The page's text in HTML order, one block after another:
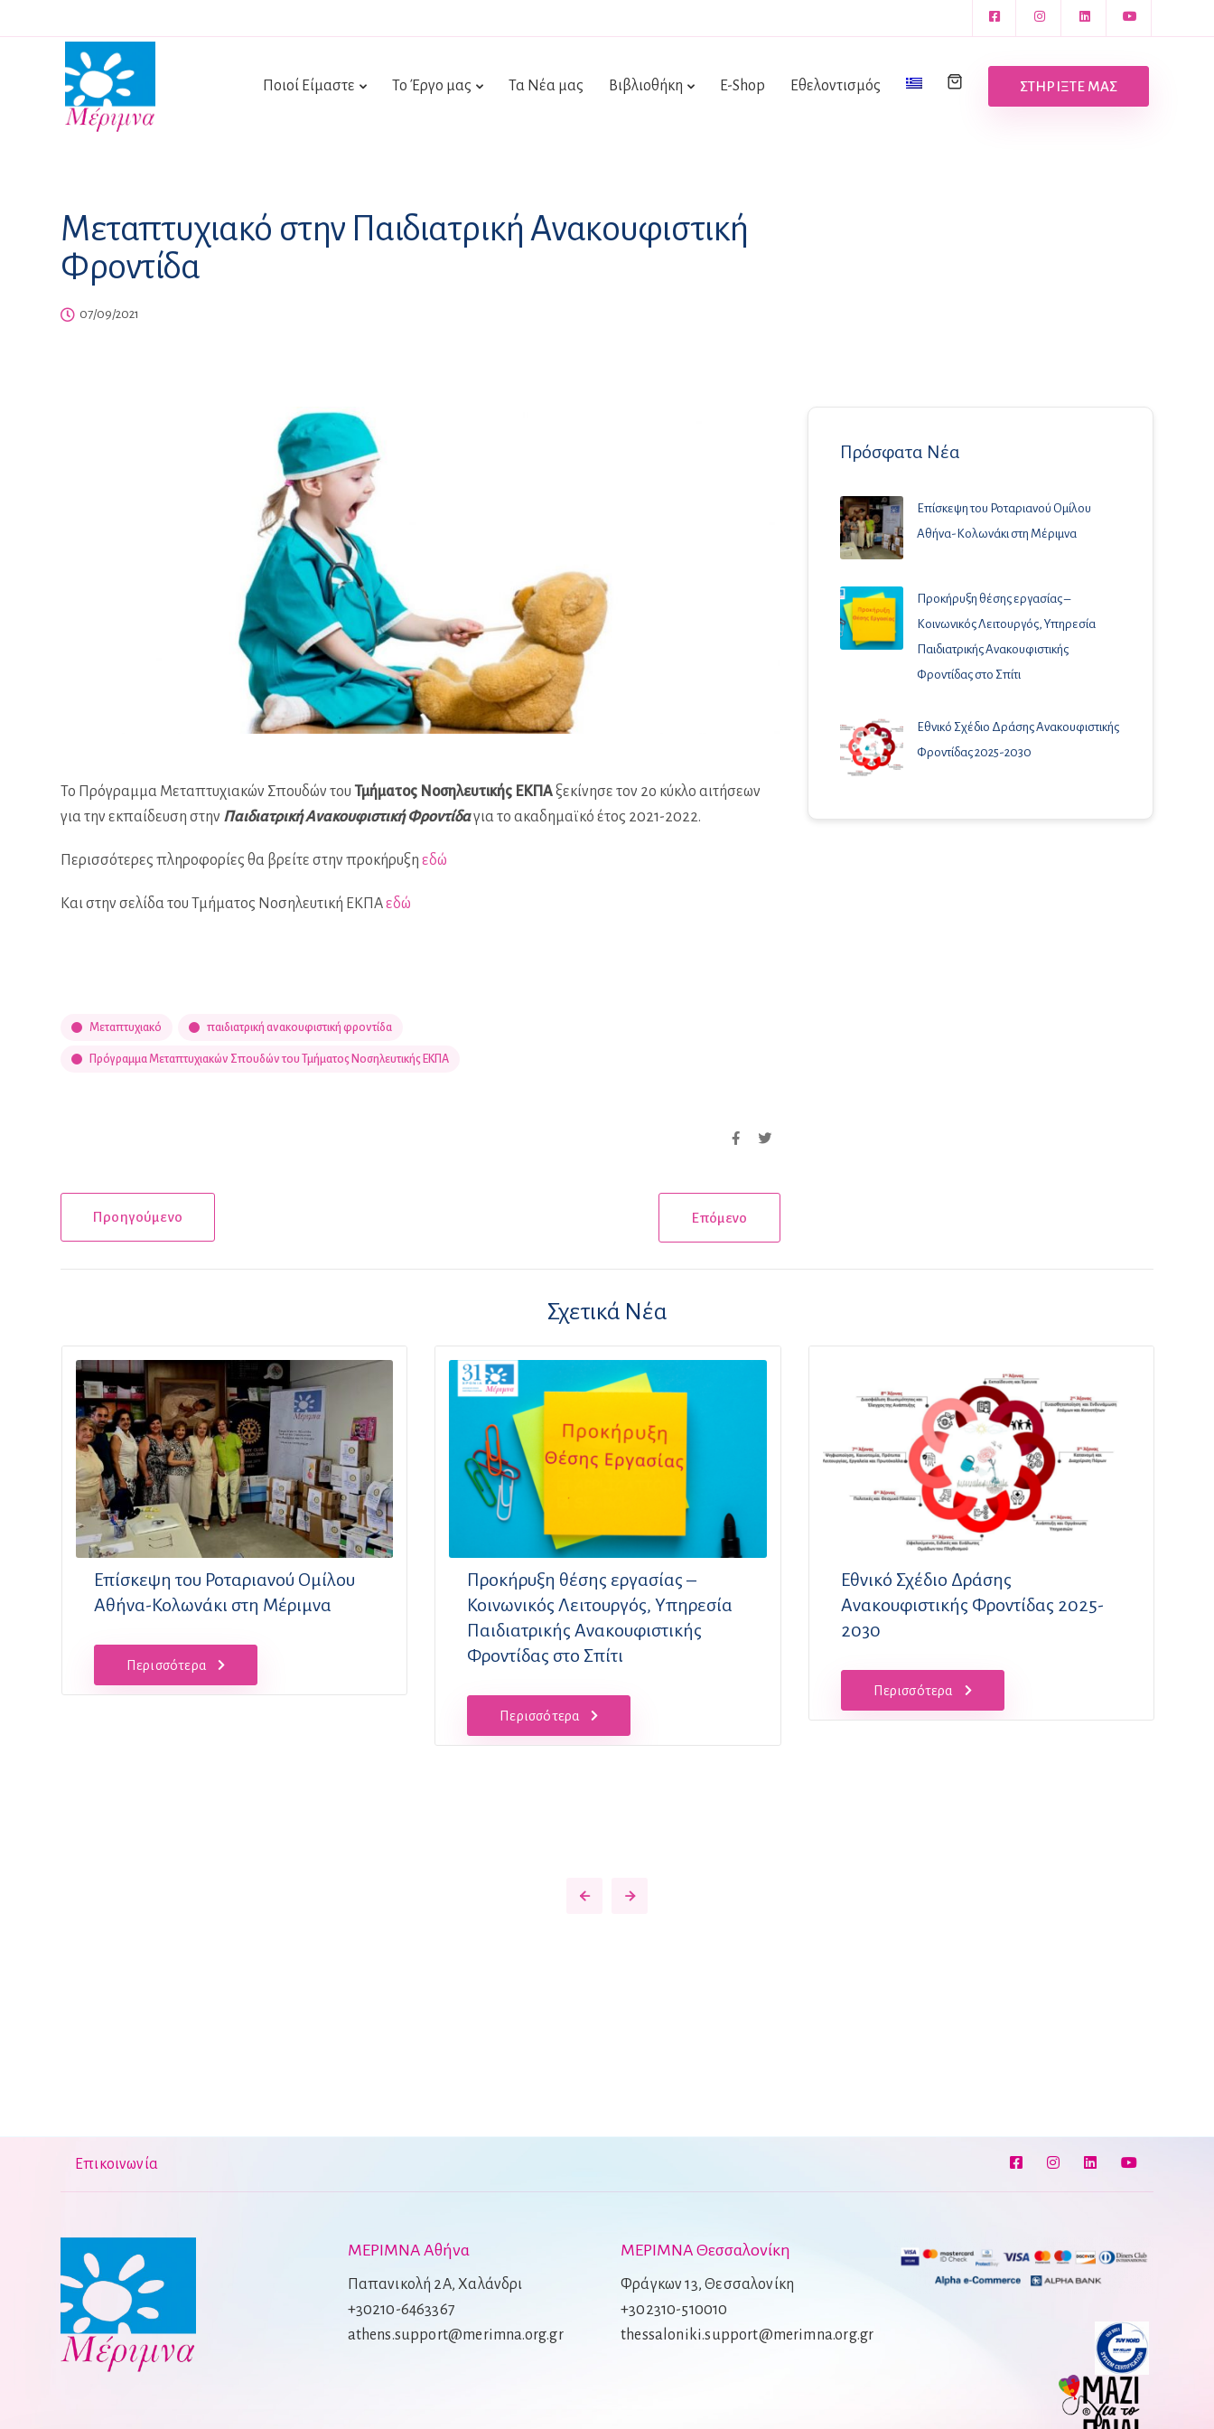
Ποιοί Είμαστε Το Έργο μας Τα Νέα μας Βιβλιοθήκη E-Shop Εθελοντισμός ΣΤΗΡΙΞΤΕ ΜΑΣ
Μεταπτυχιακό στην Παιδιατρική Ανακουφιστική
Φροντίδα
07/09/2021
Το Πρόγραμμα Μεταπτυχιακών Σπουδών του Τμήματος Νοσηλευτικής ΕΚΠΑξεκίνησε τον 2ο κύκλο αιτήσεων
για την εκπαίδευση στην Παιδιατρική Ανακουφιστική Φροντίδαγια το ακαδημαϊκό έτος 2021-2022.
Περισσότερες πληροφορίες θα βρείτε στην προκήρυξη εδώ
Και στην σελίδα του Τμήματος Νοσηλευτική ΕΚΠΑεδώ
Μεταπτυχιακό παιδιατρική ανακουφιστική φροντίδα
Πρόγραμμα Μεταπτυχιακών Σπουδών του Τμήματος Νοσηλευτικής ΕΚΠΑ
Προηγούμενο Επόμενο
Πρόσφατα Νέα
Επίσκεψη του Ροταριανού Ομίλου
Αθήνα-Κολωνάκι στη Μέριμνα
Προκήρυξη θέσης εργασίας –
Κοινωνικός Λειτουργός, Υπηρεσία
Παιδιατρικής Ανακουφιστικής
Φροντίδας στο Σπίτι
Εθνικό Σχέδιο Δράσης Ανακουφιστικής
Φροντίδας 2025-2030
Σχετικά Νέα
Επίσκεψη του Ροταριανού Ομίλου
Αθήνα-Κολωνάκι στη Μέριμνα
Περισσότερα
Προκήρυξη θέσης εργασίας –
Κοινωνικός Λειτουργός, Υπηρεσία
Παιδιατρικής Ανακουφιστικής
Φροντίδας στο Σπίτι
Περισσότερα
Εθνικό Σχέδιο Δράσης
Ανακουφιστικής Φροντίδας 2025-
2030
Περισσότερα
Επικοινωνία
ΜΕΡΙΜΝΑ Αθήνα
Παπανικολή 2Α, Χαλάνδρι
+30210-6463367
athens.support@merimna.org.gr
ΜΕΡΙΜΝΑ Θεσσαλονίκη
Φράγκων 13, Θεσσαλονίκη
+302310-510010
thessaloniki.support@merimna.org.gr